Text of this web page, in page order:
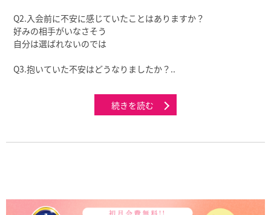
Q2.⼊会前に不安に感じていたことはありますか？
好みの相⼿がいなさそう
⾃分は選ばれないのでは
Q3.抱いていた不安はどうなりましたか？..
続きを読む